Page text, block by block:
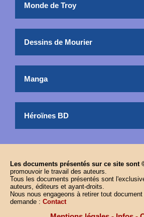
Monde de Troy
Dessins de Mourier
Manga
Héroïnes BD
Les documents présentés sur ce site sont
promouvoir le travail des auteurs.
Tous les documents présentés sont
auteurs, éditeurs et ayant-droits.
Nous nous engageons à retirer tout
demande : Contact